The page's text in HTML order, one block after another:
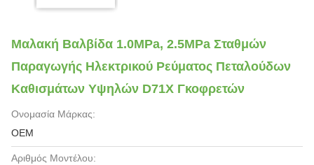
Μαλακή Βαλβίδα 1.0MPa, 2.5MPa Σταθμών
Παραγωγής Ηλεκτρικού Ρεύματος Πεταλούδων
Καθισμάτων Υψηλών D71X Γκοφρετών
Ονομασία Μάρκας:
OEM
Αριθμός Μοντέλου: